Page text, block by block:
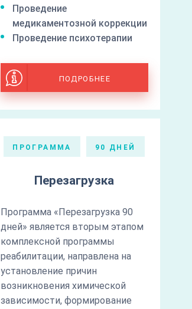
Проведение
медикаментозной коррекции
Проведение психотерапии
ПОДРОБНЕЕ
ПРОГРАММА 90 ДНЕЙ
Перезагрузка
Программа «Перезагрузка 90
дней» является вторым этапом
комплексной программы
реабилитации, направлена на
установление причин
возникновения химической
зависимости, формирование